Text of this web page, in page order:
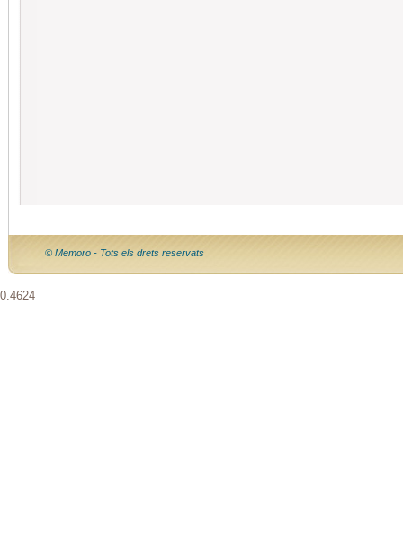
© Memoro - Tots els drets reservats
0.4624